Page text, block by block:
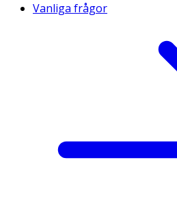
Vanliga frågor